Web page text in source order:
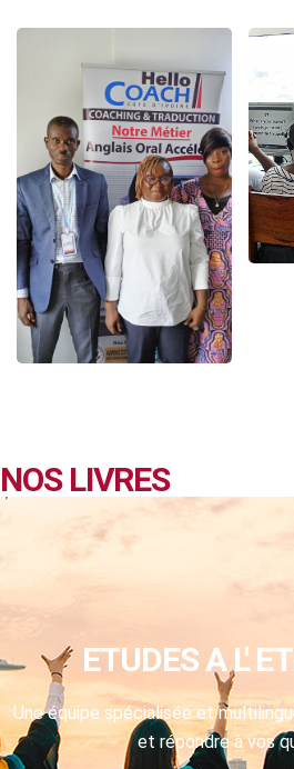
NOS LIVRES
ETUDES A L'
Une équipe spécialisée et
et répondre à vos